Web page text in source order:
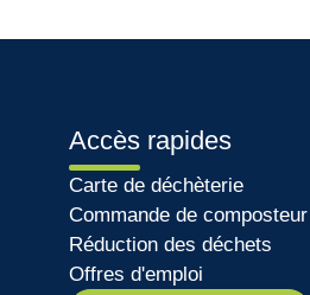
Accès rapides
Carte de déchèterie
Commande de composteur
Réduction des déchets
Offres d'emploi